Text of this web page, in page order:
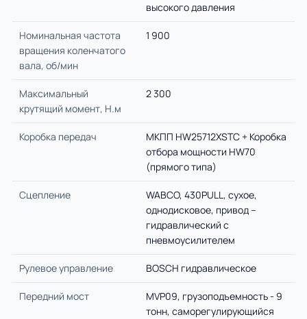
высокого давления
Номинальная частота
вращения коленчатого
вала, об/мин
1 900
Максимальный
крутящий момент, Н.м
2 300
Коробка передач
МКПП HW25712XSTС + Коробка
отбора мощности HW70
(прямого типа)
Сцепление
WABCO, 430PULL, сухое,
однодисковое, привод –
гидравлический с
пневмоусилителем
Рулевое управление BOSCH гидравлическое
Передний мост
MVP09, грузоподъемность - 9
тонн, саморегулирующийся